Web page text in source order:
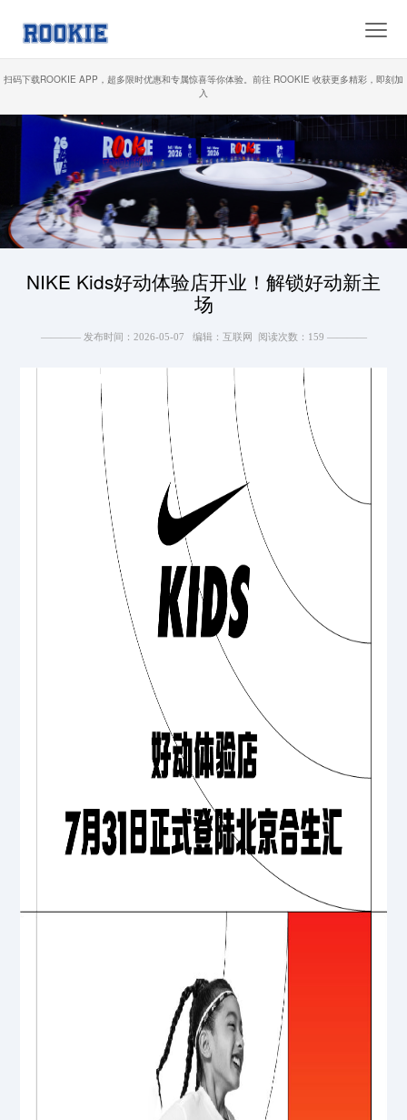
扫码下载ROOKIE APP，超多限时优惠和专属惊喜等你体验。前往 ROOKIE 收获更多精彩， 即刻加
入
NIKE Kids好动体验店开业！解锁好动新主
场
———— 发布时间：2026-05-07 编辑：互联网 阅读次数：159 ————